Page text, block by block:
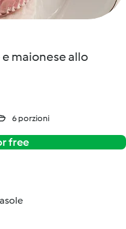
e maionese allo
6 porzioni
free